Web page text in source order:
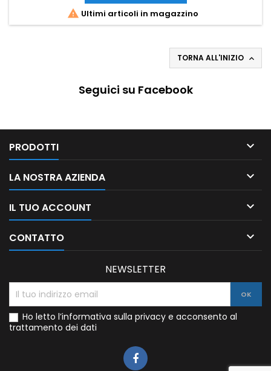
 Ultimi articoli in magazzino
TORNA ALL'INIZIO 
Seguici su Facebook
PRODOTTI 
LA NOSTRA AZIENDA 
IL TUO ACCOUNT 
CONTATTO 
NEWSLETTER
Ho letto l’informativa sulla privacy e acconsento al
trattamento dei dati